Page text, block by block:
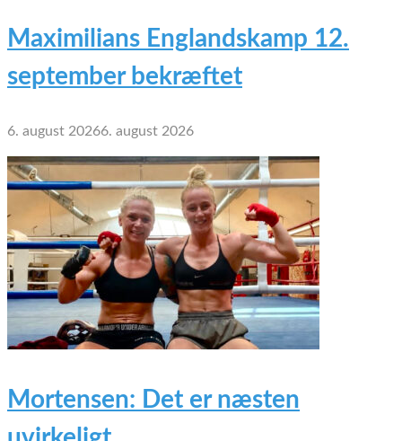
Maximilians Englandskamp 12.
september bekræftet
6. august 20266. august 2026
Mortensen: Det er næsten